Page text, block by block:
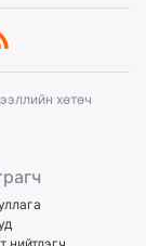
хөтөч